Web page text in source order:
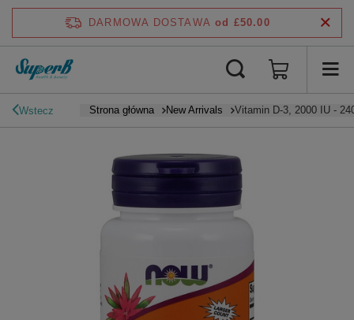
DARMOWA DOSTAWA od £50.00
Wstecz Strona główna New Arrivals Vitamin D-3, 2000 IU -